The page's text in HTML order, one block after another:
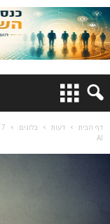
דף הבית דעות בלוגים
AI